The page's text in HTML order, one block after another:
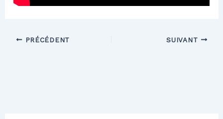
PRÉCÉDENT SUIVANT